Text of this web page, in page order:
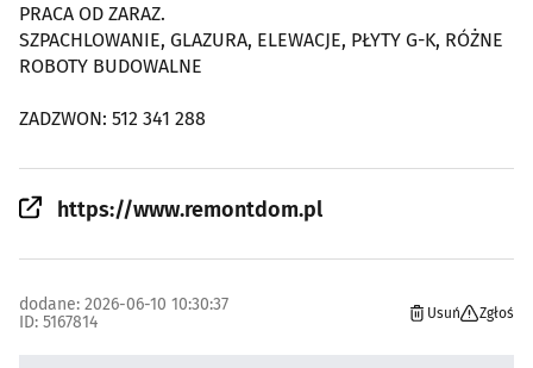
PRACA OD ZARAZ.
SZPACHLOWANIE, GLAZURA, ELEWACJE, PŁYTY G-K, RÓŻNE
ROBOTY BUDOWALNE
ZADZWON: 512 341 288
https://www.remontdom.pl
dodane: 2026-06-10 10:30:37
ID: 5167814
Usuń Zgłoś